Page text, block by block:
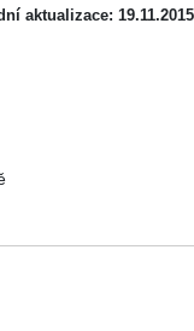
aktualizace: 19.11.2015